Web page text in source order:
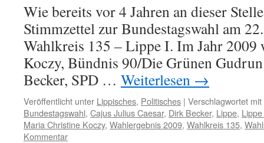
Wie bereits vor 4 Jahren an dieser
Stimmzettel zur Bundestagswahl am
Wahlkreis 135 – Lippe I. Im Jahr 2009
Koczy, Bündnis 90/Die Grünen
Becker, SPD … Weiterlesen →
Veröffentlicht unter Lippisches, Politisches | Verschlagwortet mit
Bundestagswahl, Cajus Julius Caesar, Dirk Becker, Lippe,
Maria Christine Koczy, Wahlergebnis 2009, Wahlkreis 135,
Kommentar